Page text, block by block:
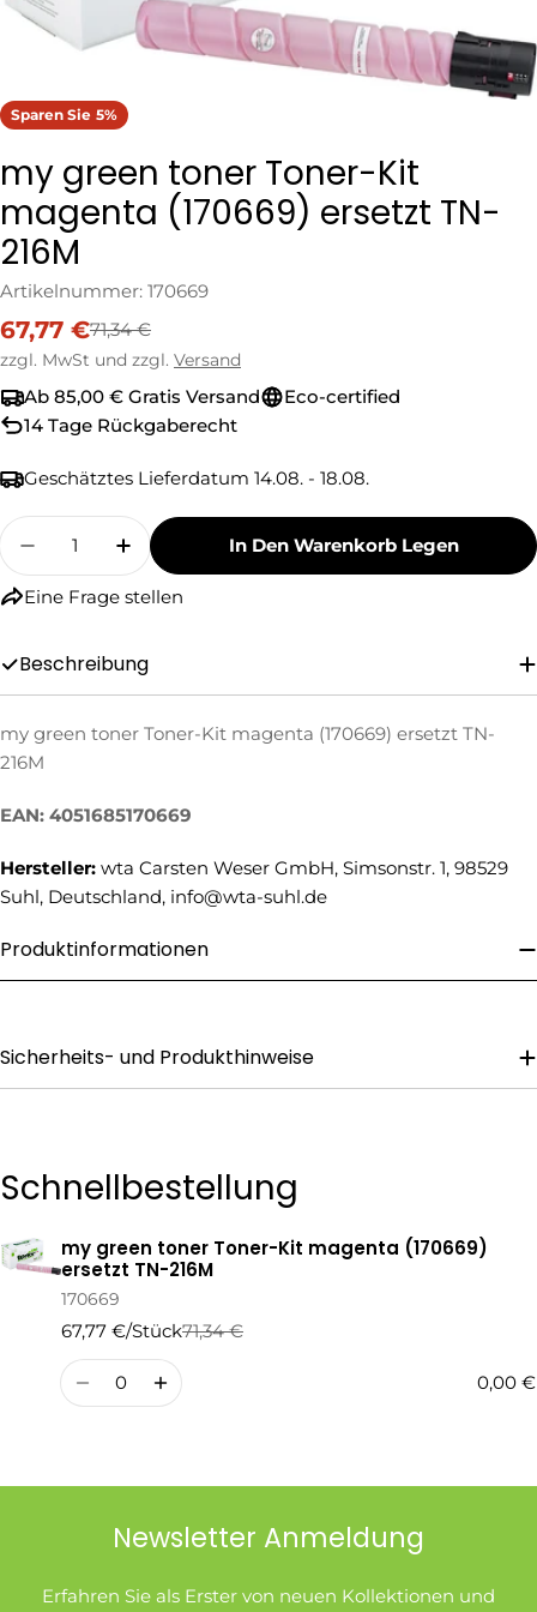
Sparen Sie 5%
my green toner Toner-Kit
magenta (170669) ersetzt TN-
216M
Artikelnummer: 170669
Verkaufspreis
67,77 €
Regulärer
Preis
71,34 €
zzgl. MwSt und zzgl. Versand
Ab 85,00 € Gratis Versand
Eco-certified
14 Tage Rückgaberecht
Geschätztes Lieferdatum 14.08. - 18.08.
Menge
Menge Für My Green Toner Toner-Kit
Menge Für My Green Toner Toner-
In Den Warenkorb Legen
Eine Frage stellen
Ihr
E-
Ihre
Frage Senden
Beschreibung
my green toner Toner-Kit magenta (170669) ersetzt TN-
216M
EAN: 4051685170669
Hersteller: wta Carsten Weser GmbH, Simsonstr. 1, 98529
Suhl, Deutschland, info@wta-suhl.de
Produktinformationen
Sicherheits- und Produkthinweise
Schnellbestellung
Ihr
Warenkorb
my green toner Toner-Kit magenta (170669)
ersetzt TN-216M
170669
67,77 €/Stück
Regulärer
Preis
71,34 €
Verkaufspreis
Menge
0,00 €
Newsletter Anmeldung
Erfahren Sie als Erster von neuen Kollektionen und